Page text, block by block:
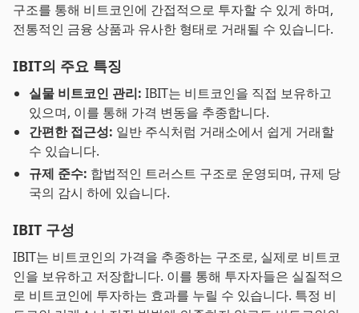
구조를 통해 비트코인에 간접적으로 투자할 수 있게 하며,
전통적인 금융 상품과 유사한 형태로 거래될 수 있습니다.
IBIT의 주요 특징
실물 비트코인 관리: IBIT는 비트코인을 직접 보유하고
있으며, 이를 통해 가격 변동을 추종합니다.
간편한 접근성: 일반 주식처럼 거래소에서 쉽게 거래할
수 있습니다.
규제 준수: 합법적인 트러스트 구조로 운영되며, 규제 당
국의 감시 하에 있습니다.
IBIT 구성
IBIT는 비트코인의 가격을 추종하는 구조로, 실제로 비트코
인을 보유하고 저장합니다. 이를 통해 투자자들은 실질적으
로 비트코인에 투자하는 효과를 누릴 수 있습니다. 특정 비